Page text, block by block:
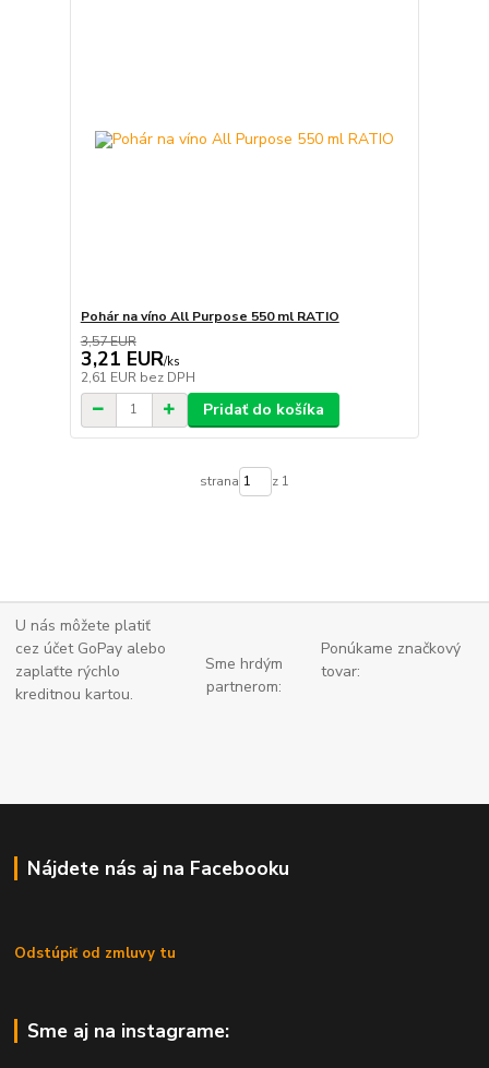
Pohár na víno All Purpose 550 ml RATIO
3,57 EUR
3,21 EUR/ks
2,61 EUR bez DPH
Pridať do košíka
strana z 1
U nás môžete platiť
cez účet GoPay alebo
zaplaťte rýchlo
kreditnou kartou.
Sme hrdým
partnerom:
Ponúkame značkový
tovar:
Nájdete nás aj na Facebooku
Odstúpiť od zmluvy tu
Sme aj na instagrame: